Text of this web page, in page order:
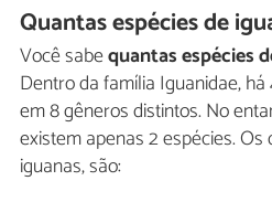
Quantas espécies de
Você sabequantas espécies
Dentro da família Iguanidae,
em 8 gêneros distintos. No
existem apenas 2 espécies.
iguanas, são: